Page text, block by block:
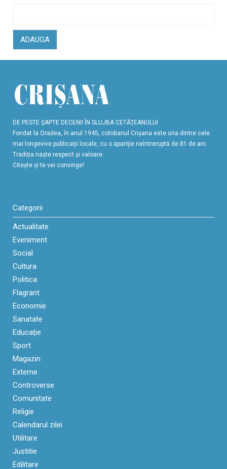
ADAUGA
DE PESTE ŞAPTE DECENII ÎN SLUJBA CETĂŢEANULUI
Fondat la Oradea, în anul 1945, cotidianul Crişana este una dintre cele
mai longevive publicaţii locale, cu o apariţie neîntreruptă de 81 de ani.
Tradiţia naşte respect şi valoare.
Citeşte şi te vei convinge!
Categorii
Actualitate
Eveniment
Social
Cultura
Politica
Flagrant
Economie
Sanatate
Educaţie
Sport
Magazin
Externe
Controverse
Comunitate
Religie
Calendarul zilei
Utilitare
Justitie
Edilitare